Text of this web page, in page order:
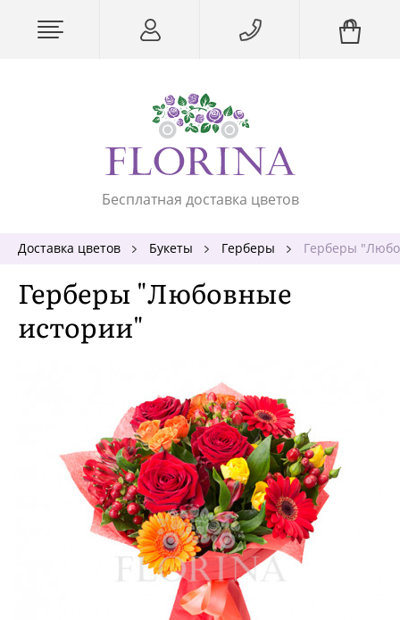
Бесплатная доставка цветов
Доставка цветов Букеты Герберы Герберы
Герберы "Любовные
истории"